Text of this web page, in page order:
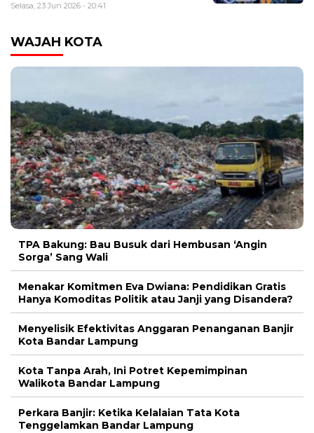
Selasa, 23 Jun 2026 - 20:41
WAJAH KOTA
TPA Bakung: Bau Busuk dari Hembusan ‘Angin
Sorga’ Sang Wali
Menakar Komitmen Eva Dwiana: Pendidikan Gratis
Hanya Komoditas Politik atau Janji yang Disandera?
Menyelisik Efektivitas Anggaran Penanganan Banjir
Kota Bandar Lampung
Kota Tanpa Arah, Ini Potret Kepemimpinan
Walikota Bandar Lampung
Perkara Banjir: Ketika Kelalaian Tata Kota
Tenggelamkan Bandar Lampung